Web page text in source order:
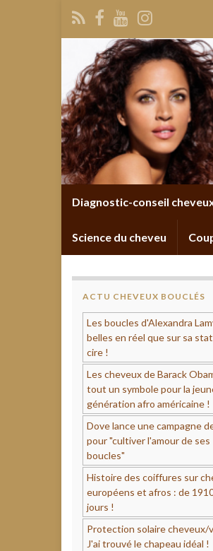
Diagnostic-conseil
Science du cheveu
ACTU CHEVEUX BOUCLÉS
Les boucles d'Alexandra
belles en réel que sur sa
cire !
Les cheveux de Barack
tout un symbole pour la
génération afro américaine !
Dove lance une campagne
pour "cultiver l'amour de ses
boucles"
Histoire des coiffures sur
européens et afros : de
jours !
Protection solaire cheveux/
J'ai trouvé le chapeau idéal !